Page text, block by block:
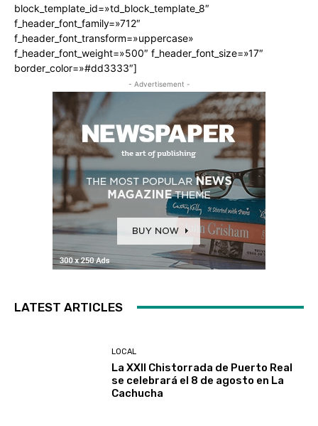
block_template_id=»td_block_template_8″
f_header_font_family=»712″
f_header_font_transform=»uppercase»
f_header_font_weight=»500″ f_header_font_size=»17″
border_color=»#dd3333″]
- Advertisement -
LATEST ARTICLES
LOCAL
La XXII Chistorrada de Puerto Real
se celebrará el 8 de agosto en La
Cachucha